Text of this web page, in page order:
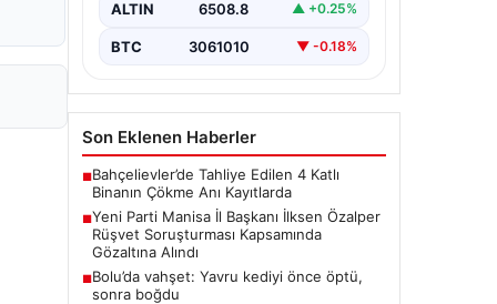
rüşvet soruşturmasında dikkat
Manisa…
ALTIN 6508.8 ▲ +0.25%
BTC 3061010 ▼ -0.18%
Son Eklenen Haberler
■Bahçelievler’de Tahliye Edilen 4 Katlı
Binanın Çökme Anı Kayıtlarda
■Yeni Parti Manisa İl Başkanı İlksen Özalper
Rüşvet Soruşturması Kapsamında
Gözaltına Alındı
■Bolu’da vahşet: Yavru kediyi önce öptü,
sonra boğdu